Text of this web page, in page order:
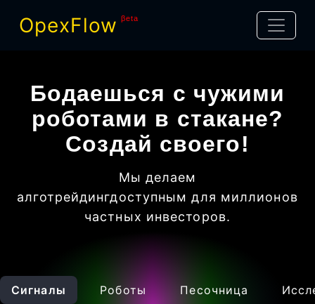
OpexFlow βeta
Бодаешься с чужими
роботами в стакане?
Создай своего!
Мы делаем
алготрейдингдоступным для миллионов
частных инвесторов.
Сигналы Роботы Песочница